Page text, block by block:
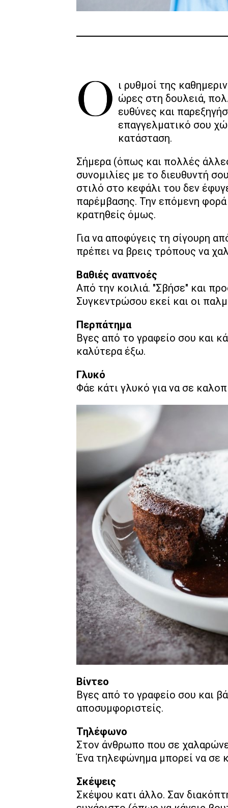
Οι ρυθμοί της καθημερινότητάς σου είναι ανεξέλεγκτοι. Πολλές ώρες στη δουλειά,
ευθύνες και
επαγγελματικό σου
κατάσταση.
Σήμερα (όπως και πολλές
συνομιλίες με το διευθυντή
στιλό στο κεφάλι του δεν
παρέμβασης. Την επόμενη φορά
κρατηθείς όμως.
Για να αποφύγεις τη σίγουρη
πρέπει να βρεις τρόπους να
Βαθιές αναπνοές
Από την κοιλιά. "Σβήσε" και
Συγκεντρώσου εκεί και οι
Περπάτημα
Βγες από το γραφείο σου και
καλύτερα έξω.
Γλυκό
Φάε κάτι γλυκό για να σε
Βίντεο
Βγες από το γραφείο σου και
αποσυμφοριστείς.
Τηλέφωνο
Στον άνθρωπο που σε
Ένα τηλεφώνημα μπορεί να σε
Σκέψεις
Σκέψου κατι άλλο. Σαν